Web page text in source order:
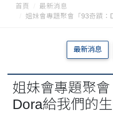
首頁
最新消息
姐妹會專題聚會「93奇蹟：
最新消息
姐妹會專題聚會
Dora給我們的生